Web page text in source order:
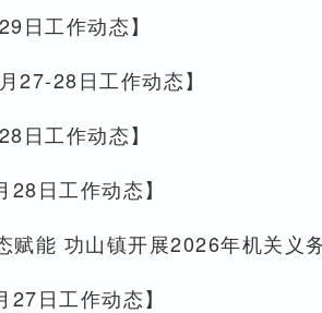
日工作动态】
27-28日工作动态】
日工作动态】
28日工作动态】
赋能 功山镇开展2026年机关义
27日工作动态】